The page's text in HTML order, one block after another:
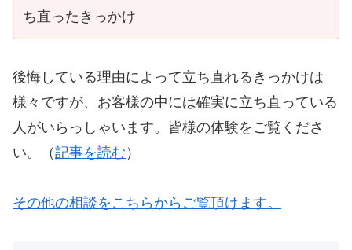
ち直ったきっかけ
後悔している理由によって立ち直れるきっかけは
様々ですが、お客様の中には確実に立ち直っている
人がいらっしゃいます。皆様の体験をご覧くださ
い。（記事を読む ）
その他の相談をこちらからご覧頂けます。